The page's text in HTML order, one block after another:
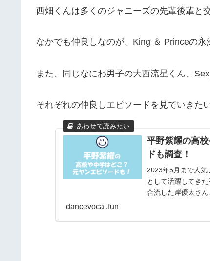
西畑くんは多くのジャニーズの先輩後輩と
なかでも仲良しなのが、King ＆ Princeの
また、同じなにわ男子の大西流星くん、
それぞれの仲良しエピソードを見ていきた
平野紫耀の高
ドも調査！
2023年5月まで人気
として活躍してき
合流した岸優太さ
dancevocal.fun